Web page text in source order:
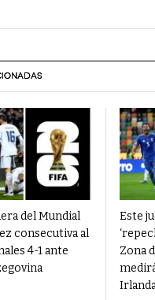
del Mundial
consecutiva al
4-1 ante
Este
Zona